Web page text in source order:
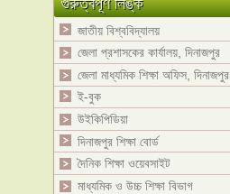
জাতীয় বিশ্ববিদ্যালয়
জেলা প্রশাসকের কার্যালয়, দিনাজপুর
জেলা মাধ্যমিক শিক্ষা অফিস, দিনাজপুর
ই-বুক
উইকিপিডিয়া
দিনাজপুর শিক্ষা বোর্ড
দৈনিক শিক্ষা ওয়েবসাইট
মাধ্যমিক ও উচ্চ শিক্ষা বিভাগ